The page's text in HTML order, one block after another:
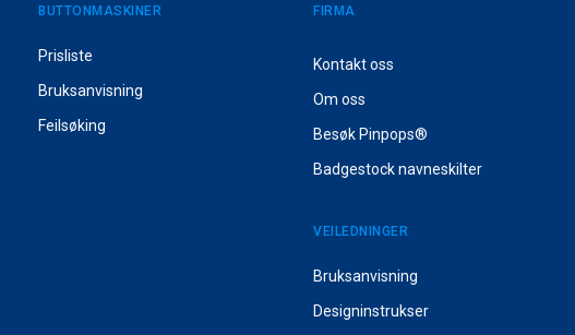
BUTTONMASKINER
Prisliste
Bruksanvisning
Feilsøking
FIRMA
Kontakt oss
Om oss
Besøk Pinpops®
Badgestock navneskilter
VEILEDNINGER
Bruksanvisning
Designinstrukser